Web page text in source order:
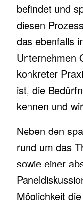
befindet und
diesen
das ebenfalls
Unternehmen
konkreter
ist, die
kennen und
Neben den
rund um das
sowie einer
Möglichkeit